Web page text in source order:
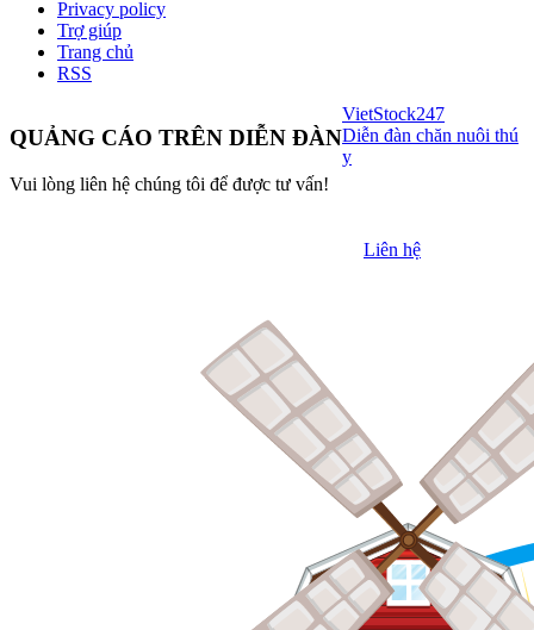
Privacy policy
Trợ giúp
Trang chủ
RSS
QUẢNG CÁO TRÊN DIỄN ĐÀN
Vui lòng liên hệ chúng tôi để được tư vấn!
Liên hệ
VietStock247
Diễn đàn chăn nuôi thú
y